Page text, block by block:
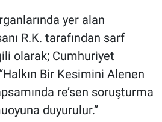
yer alan
R.K. tarafından sarf
olarak; Cumhuriyet
Bir Kesimini Alenen
re’sen soruşturma
duyurulur.”